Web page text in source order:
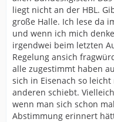
liegt nicht an der HBL.
große Halle. Ich lese da
und wenn ich mich
irgendwei beim letzten
Regelung ansich
alle zugestimmt haben
sich in Eisenach so
anderen schiebt.
wenn man sich schon
Abstimmung erinnert